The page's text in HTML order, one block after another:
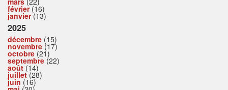
février(16)
janvier(13)
2025
décembre (15)
novembre (17)
octobre (21)
septembre (22)
août (14)
juillet(28)
juin (16)